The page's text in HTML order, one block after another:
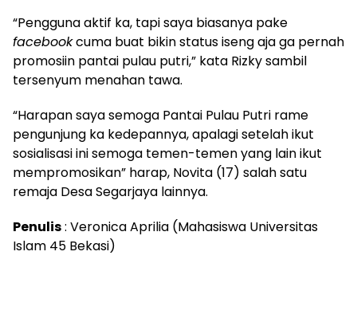
“Pengguna aktif ka, tapi saya biasanya pake
facebookcuma buat bikin status iseng aja ga pernah
promosiin pantai pulau putri,” kata Rizky sambil
tersenyum menahan tawa.
“Harapan saya semoga Pantai Pulau Putri rame
pengunjung ka kedepannya, apalagi setelah ikut
sosialisasi ini semoga temen-temen yang lain ikut
mempromosikan” harap, Novita (17) salah satu
remaja Desa Segarjaya lainnya.
Penulis: Veronica Aprilia (Mahasiswa Universitas
Islam 45 Bekasi)